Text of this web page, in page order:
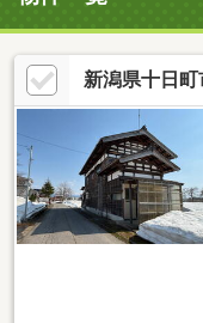
新潟県十日